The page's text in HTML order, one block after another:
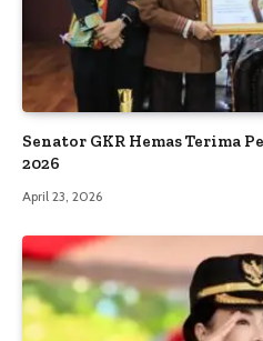
Senator GKR Hemas Terima
2026
April 23, 2026